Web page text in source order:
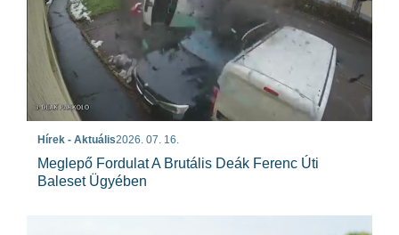
Hírek - Aktuális2026. 07. 16.
Meglepő Fordulat A Brutális Deák Ferenc Úti
Baleset Ügyében